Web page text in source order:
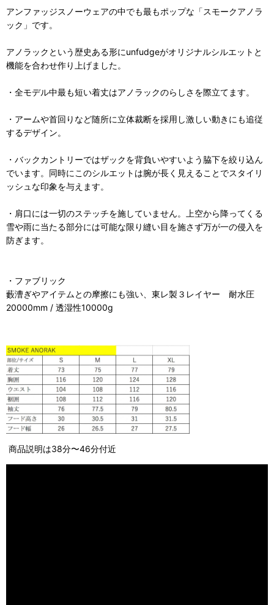
アンファッジスノーウェアの中でも最もポップな「スモークアノラ
ック」です。
アノラックという歴史ある形にunfudgeがオリジナルシルエットと
機能を合わせ作り上げました。
・全モデル中最も短い着丈はアノラックのらしさを際立てます。
・アームや首回りなど随所に立体裁断を採用し激しい動きにも追従
するデザイン。
・バックカントリーではザックを背負いやすいよう脇下を絞り込ん
でいます。同時にこのシルエットは腕が長く見えることでスタイリ
ッシュな印象を与えます。
・肩口には一切のステッチを施していません。上空から降ってくる
雪や雨に当たる部分には可能な限り縫い目を施さず万が一の侵入を
防ぎます。
・ファブリック
藪漕ぎやアイテムとの摩擦にも強い、東レ製３レイヤー 耐水圧
20000mm / 透湿性10000g
商品説明は38分〜46分付近